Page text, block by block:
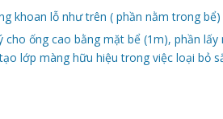
khoan lỗ như trên ( phần nằm trong bể)
cho ống cao bằng mặt bể (1m), phần
lớp màng hữu hiệu trong việc loại bỏ